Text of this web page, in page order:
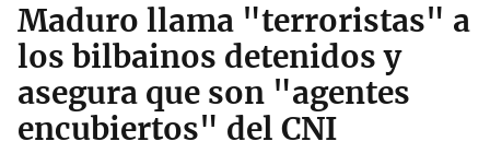
Maduro llama "terroristas" a
los bilbainos detenidos y
asegura que son "agentes
encubiertos" del CNI